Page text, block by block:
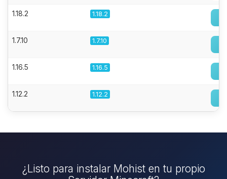
1.18.2 1.18.2
1.7.10 1.7.10
1.16.5 1.16.5
1.12.2 1.12.2
¿Listo para instalar Mohist en tu propio